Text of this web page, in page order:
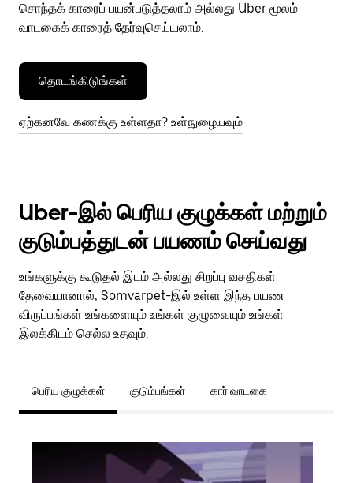
சொந்தக் காரைப் பயன்படுத்தலாம் அல்லது Uber மூலம்
வாடகைக் காரைத் தேர்வுசெய்யலாம்.
தொடங்கிடுங்கள்
ஏற்கனவே கணக்கு உள்ளதா? உள்நுழையவும்
Uber-இல் பெரிய குழுக்கள் மற்றும்
குடும்பத்துடன் பயணம் செய்வது
உங்களுக்கு கூடுதல் இடம் அல்லது சிறப்பு வசதிகள்
தேவையானால், Somvarpet-இல் உள்ள இந்த பயண
விருப்பங்கள் உங்களையும் உங்கள் குழுவையும் உங்கள்
இலக்கிடம் செல்ல உதவும்.
பெரிய குழுக்கள் குடும்பங்கள் கார் வாடகை